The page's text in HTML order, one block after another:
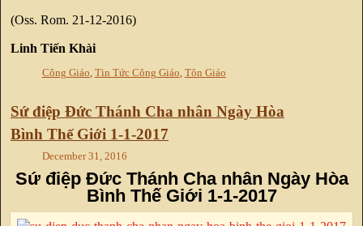
(Oss. Rom. 21-12-2016)
Linh Tiến Khài
Công Giáo, Tin Tức Công Giáo, Tôn Giáo
Sứ điệp Đức Thánh Cha nhân Ngày Hòa
Bình Thế Giới 1-1-2017
December 31, 2016
Sứ điệp Đức Thánh Cha nhân Ngày Hòa
Bình Thế Giới 1-1-2017